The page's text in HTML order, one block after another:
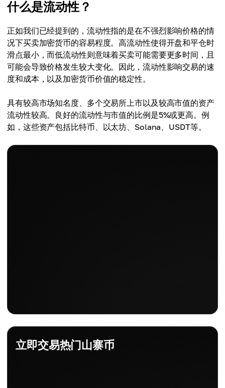
什么是流动性？
正如我们已经提到的，流动性指的是在不强烈影响价格的情
况下买卖加密货币的容易程度。高流动性使得开盘和平仓时
滑点最小，而低流动性则意味着买卖可能需要更多时间，且
可能会导致价格发生较大变化。因此，流动性影响交易的速
度和成本，以及加密货币价值的稳定性。
具有较高市场知名度、多个交易所上市以及较高市值的资产
流动性较高。良好的流动性与市值的比例是5%或更高。例
如，这些资产包括比特币、以太坊、Solana、USDT等。
立即交易热门山寨币